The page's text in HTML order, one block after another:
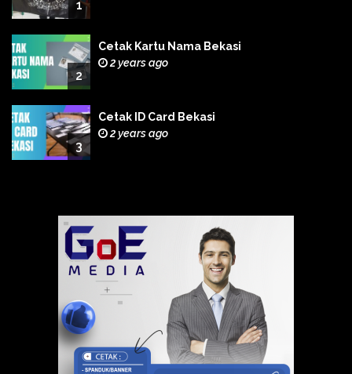
1
2
Cetak Kartu Nama Bekasi
2 years ago
3
Cetak ID Card Bekasi
2 years ago